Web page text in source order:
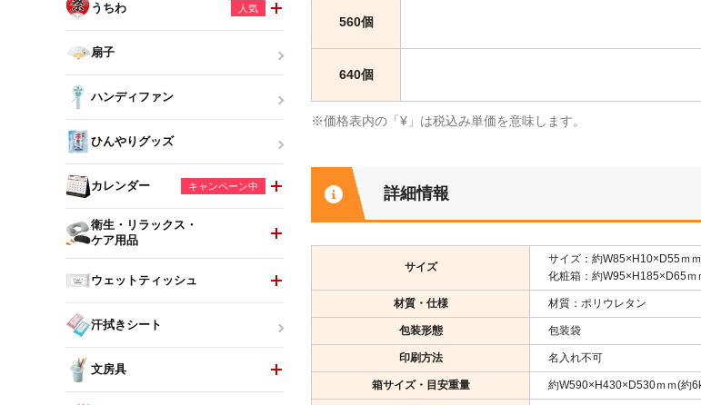
560個
640個
※価格表内の「¥」は税込み単価を意味します。
詳細情報
サイズ
サイズ：約W85×H10×D55ｍｍ
化粧箱：約W95×H185×D65ｍ
材質・仕様 材質：ポリウレタン
包装形態 包装袋
印刷方法 名入れ不可
箱サイズ・目安重量 約W590×H430×D530ｍｍ(約
うちわ 人気
扇子
ハンディファン
ひんやりグッズ
カレンダー キャンペーン中
衛生・リラックス・
ケア用品
ウェットティッシュ
汗拭きシート
文房具